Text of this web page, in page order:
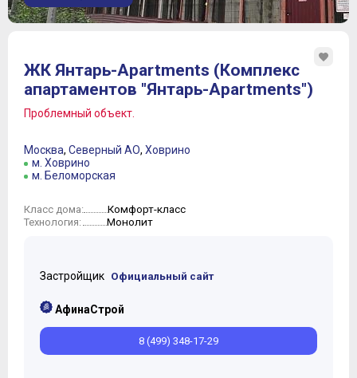
ЖК Янтарь-Apartments (Комплекс
апартаментов "Янтарь-Apartments")
Проблемный объект.
Москва, Северный АО, Ховрино
м. Ховрино
м. Беломорская
Класс дома: Комфорт-класс
Технология: Монолит
Застройщик Официальный сайт
АфинаСтрой
8 (499) 348-17-29